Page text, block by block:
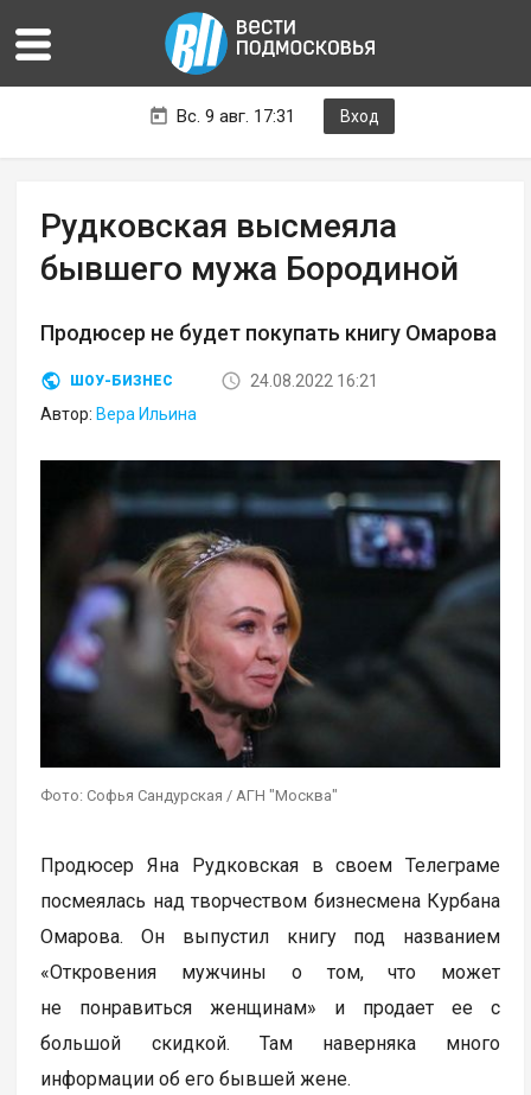
Вс. 9 авг. 17:31 Вход
Рудковская высмеяла
бывшего мужа Бородиной
Продюсер не будет покупать книгу Омарова
ШОУ-БИЗНЕС
24.08.2022 16:21
Автор: Вера Ильина
Фото: Софья Сандурская / АГН "Москва"
Продюсер Яна Рудковская в своем Телеграме
посмеялась над творчеством бизнесмена Курбана
Омарова. Он выпустил книгу под названием
«Откровения мужчины о том, что может
не понравиться женщинам» и продает ее с
большой скидкой. Там наверняка много
информации об его бывшей жене.